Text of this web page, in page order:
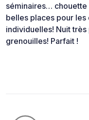
séminaires…
belles places pour les
individuelles! Nuit
grenouilles! Parfait !